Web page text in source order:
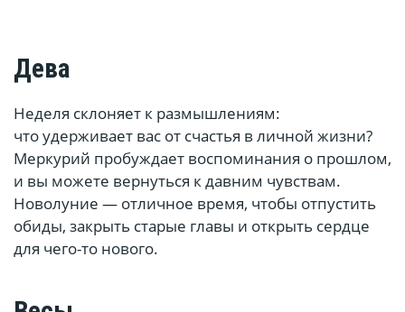
Дева
Неделя склоняет к размышлениям:
что удерживает вас от счастья в личной жизни?
Меркурий пробуждает воспоминания о прошлом,
и вы можете вернуться к давним чувствам.
Новолуние — отличное время, чтобы отпустить
обиды, закрыть старые главы и открыть сердце
для чего-то нового.